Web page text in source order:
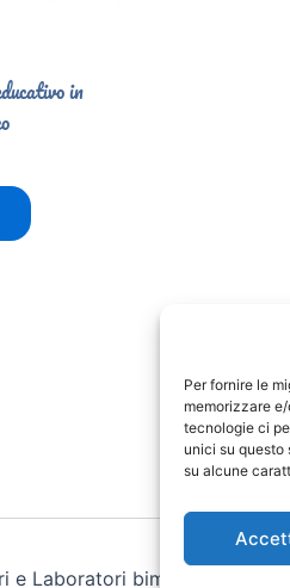
Per fornire le
memorizzare
tecnologie ci
unici su questo
su alcune
in
Laboratori bimbi | Powered